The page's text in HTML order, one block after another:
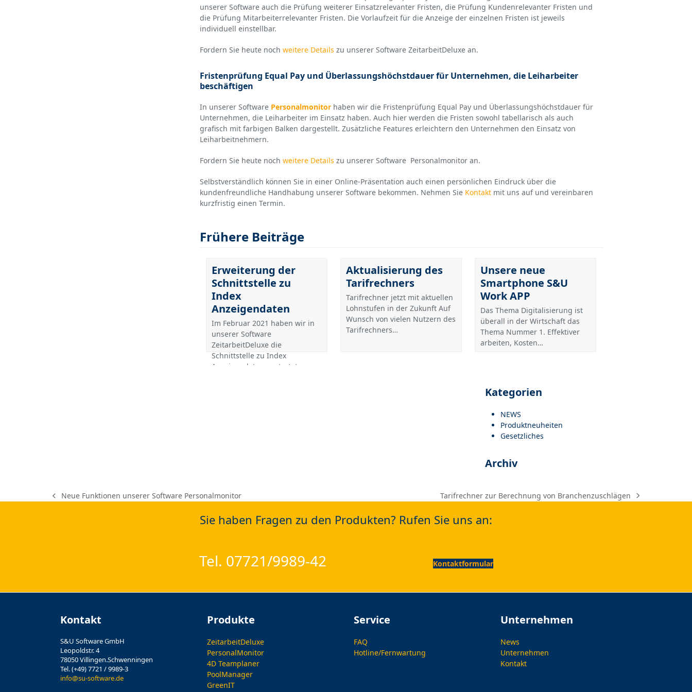
unserer Software auch die Prüfung weiterer Einsatzrelevanter Fristen, die Prüfung Kundenrelevanter Fristen und
die Prüfung Mitarbeiterrelevanter Fristen. Die Vorlaufzeit für die Anzeige der einzelnen Fristen ist jeweils
individuell einstellbar.
Fordern Sie heute noch weitere Details zu unserer Software ZeitarbeitDeluxe an.
Fristenprüfung Equal Pay und Überlassungshöchstdauer für Unternehmen, die Leiharbeiter
beschäftigen
In unserer Software Personalmonitor haben wir die Fristenprüfung Equal Pay und Überlassungshöchstdauer für
Unternehmen, die Leiharbeiter im Einsatz haben. Auch hier werden die Fristen sowohl tabellarisch als auch
grafisch mit farbigen Balken dargestellt. Zusätzliche Features erleichtern den Unternehmen den Einsatz von
Leiharbeitnehmern.
Fordern Sie heute noch weitere Details zu unserer Software Personalmonitor an.
Selbstverständlich können Sie in einer Online-Präsentation auch einen persönlichen Eindruck über die
kundenfreundliche Handhabung unserer Software bekommen. Nehmen Sie Kontakt mit uns auf und vereinbaren
kurzfristig einen Termin.
Frühere Beiträge
Erweiterung der
Schnittstelle zu
Index
Anzeigendaten
Im Februar 2021 haben wir in
unserer Software
ZeitarbeitDeluxe die
Schnittstelle zu Index
Anzeigendaten gestartet…
Aktualisierung des
Tarifrechners
Tarifrechner jetzt mit aktuellen
Lohnstufen in der Zukunft Auf
Wunsch von vielen Nutzern des
Tarifrechners…
Unsere neue
Smartphone S&U
Work APP
Das Thema Digitalisierung ist
überall in der Wirtschaft das
Thema Nummer 1. Effektiver
arbeiten, Kosten…
Kategorien
NEWS
Produktneuheiten
Gesetzliches
Archiv
previous
Neue Funktionen unserer Software Personalmonitor
next
Tarifrechner zur Berechnung von Branchenzuschlägen
Sie haben Fragen zu den Produkten? Rufen Sie uns an:
Tel. 07721/9989-42 Kontaktformular
Kontakt
S&U Software GmbH
Leopoldstr. 4
78050 Villingen.Schwenningen
Tel. (+49) 7721 / 9989-3
info@su-software.de
Produkte
ZeitarbeitDeluxe
PersonalMonitor
4D Teamplaner
PoolManager
GreenIT
Service
FAQ
Hotline/Fernwartung
Unternehmen
News
Unternehmen
Kontakt